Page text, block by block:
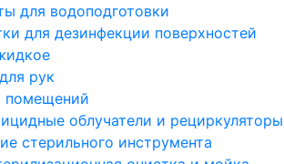
для водоподготовки
для дезинфекции поверхностей
рук
помещений
облучатели и рециркуляторы
стерильного инструмента